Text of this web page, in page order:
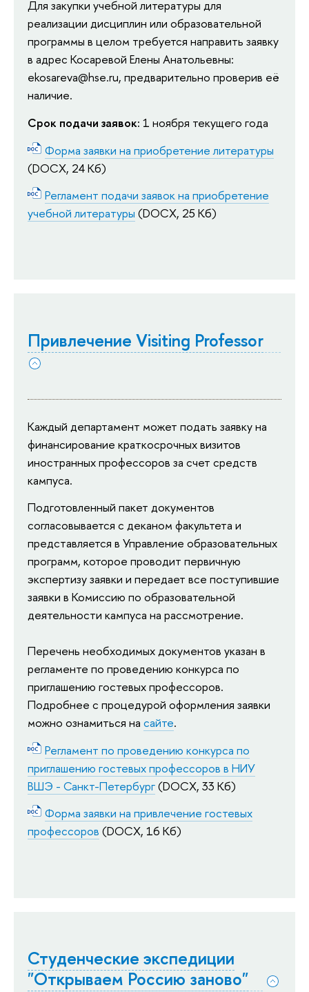
Для закупки учебной литературы для
реализации дисциплин или образовательной
программы в целом требуется направить заявку
в адрес Косаревой Елены Анатольевны:
ekosareva@hse.ru, предварительно проверив её
наличие.
Срок подачи заявок: 1 ноября текущего года
Форма заявки на приобретение литературы
(DOCX, 24 Кб)
Регламент подачи заявок на приобретение
учебной литературы (DOCX, 25 Кб)
Привлечение Visiting Professor
Каждый департамент может подать заявку на
финансирование краткосрочных визитов
иностранных профессоров за счет средств
кампуса.
Подготовленный пакет документов
согласовывается с деканом факультета и
представляется в Управление образовательных
программ, которое проводит первичную
экспертизу заявки и передает все поступившие
заявки в Комиссию по образовательной
деятельности кампуса на рассмотрение.
Перечень необходимых документов указан в
регламенте по проведению конкурса по
приглашению гостевых профессоров.
Подробнее с процедурой оформления заявки
можно ознамиться на сайте.
Регламент по проведению конкурса по
приглашению гостевых профессоров в НИУ
ВШЭ - Санкт-Петербург(DOCX, 33 Кб)
Форма заявки на привлечение гостевых
профессоров (DOCX, 16 Кб)
Студенческие экспедиции
"Открываем Россию заново"